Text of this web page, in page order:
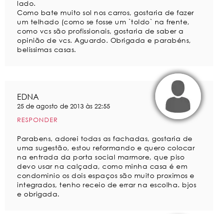
lado.
Como bate muito sol nos carros, gostaria de fazer
um telhado (como se fosse um `toldo` na frente,
como vcs são profissionais, gostaria de saber a
opinião de vcs. Aguardo. Obrigada e parabéns,
belíssimas casas.
EDNA
25 de agosto de 2013 às 22:55
RESPONDER
Parabens, adorei todas as fachadas, gostaria de
uma sugestão, estou reformando e quero colocar
na entrada da porta social marmore, que piso
devo usar na calçada, como minha casa é em
condominio os dois espaços são muito proximos e
integrados, tenho receio de errar na escolha. bjos
e obrigada.